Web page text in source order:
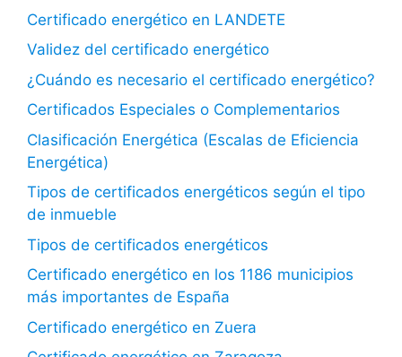
Certificado energético en LANDETE
Validez del certificado energético
¿Cuándo es necesario el certificado energético?
Certificados Especiales o Complementarios
Clasificación Energética (Escalas de Eficiencia
Energética)
Tipos de certificados energéticos según el tipo
de inmueble
Tipos de certificados energéticos
Certificado energético en los 1186 municipios
más importantes de España
Certificado energético en Zuera